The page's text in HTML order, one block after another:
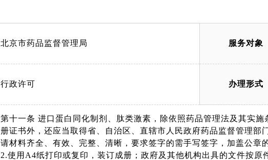
北京市药品监督管理局 服务对象
行政许可 办理形式
第十一条 进口蛋白同化制剂、肽类激素，除依照药品管理法及其实
册证书外，还应当取得省、自治区、直辖市人民政府药品监督管理
请材料齐全、有效、完整、清晰，要求签字的需手写签字，加盖公章
2.使用A4纸打印或复印，装订成册；政府及其他机构出具的文件按原